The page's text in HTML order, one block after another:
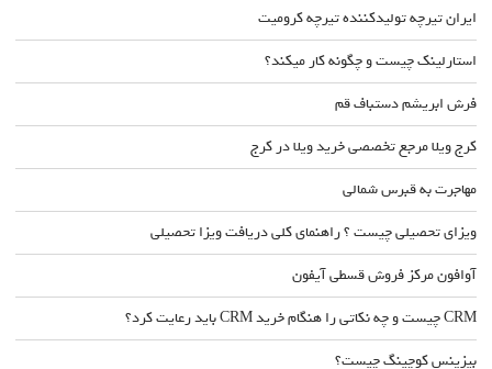
ایران تیرچه تولیدکننده تیرچه کرومیت
استارلینک چیست و چگونه کار میکند؟
فرش ابریشم دستباف قم
کرج ویلا مرجع تخصصی خرید ویلا در کرج
مهاجرت به قبرس شمالی
ویزای تحصیلی چیست ؟ راهنمای کلی دریافت ویزا تحصیلی
آوافون مرکز فروش قسطی آیفون
CRM چیست و چه نکاتی را هنگام خرید CRM باید رعایت کرد؟
بیزینس کوچینگ چیست؟